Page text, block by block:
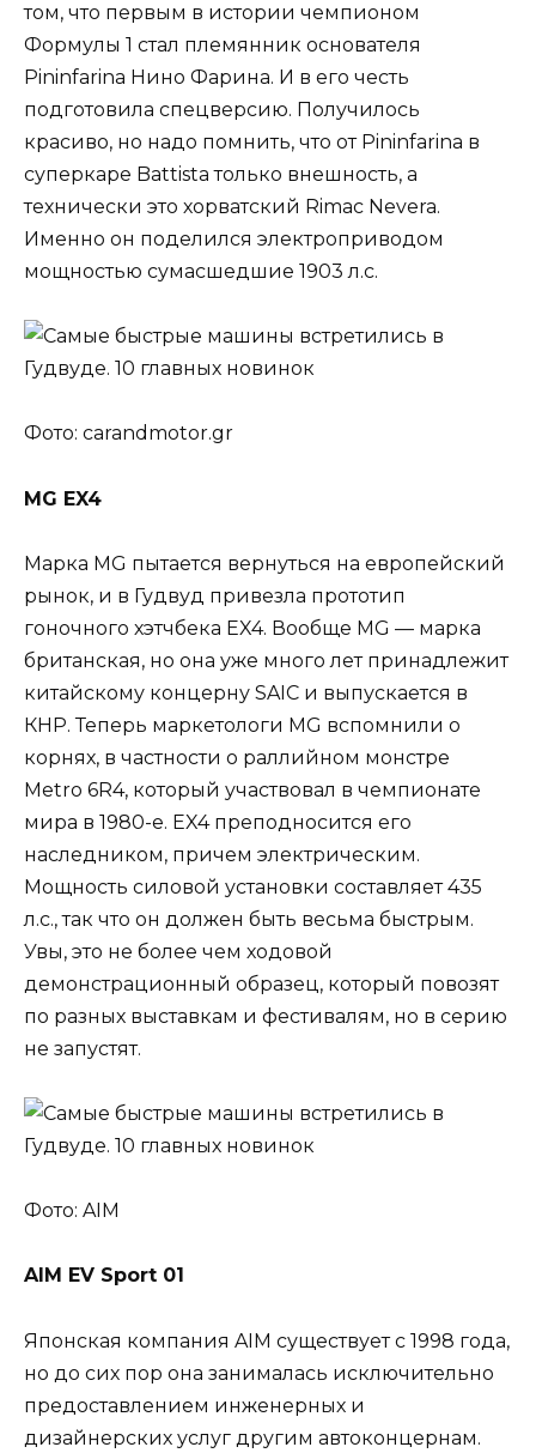
том, что первым в истории чемпионом
Формулы 1 стал племянник основателя
Pininfarina Нино Фарина. И в его честь
подготовила спецверсию. Получилось
красиво, но надо помнить, что от Pininfarina в
суперкаре Battista только внешность, а
технически это хорватский Rimac Nevera.
Именно он поделился электроприводом
мощностью сумасшедшие 1903 л.с.
Фото: carandmotor.gr
MG EX4
Марка MG пытается вернуться на европейский
рынок, и в Гудвуд привезла прототип
гоночного хэтчбека EX4. Вообще MG — марка
британская, но она уже много лет принадлежит
китайскому концерну SAIC и выпускается в
КНР. Теперь маркетологи MG вспомнили о
корнях, в частности о раллийном монстре
Metro 6R4, который участвовал в чемпионате
мира в 1980-е. EX4 преподносится его
наследником, причем электрическим.
Мощность силовой установки составляет 435
л.с., так что он должен быть весьма быстрым.
Увы, это не более чем ходовой
демонстрационный образец, который повозят
по разных выставкам и фестивалям, но в серию
не запустят.
Фото: AIM
AIM EV Sport 01
Японская компания AIM существует с 1998 года,
но до сих пор она занималась исключительно
предоставлением инженерных и
дизайнерских услуг другим автоконцернам.